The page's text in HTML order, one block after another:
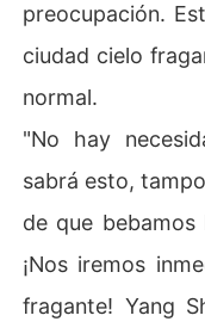
preocupación.
ciudad cielo
normal.
"No hay
sabrá esto,
de que bebamos
¡Nos iremos
fragante! Yang